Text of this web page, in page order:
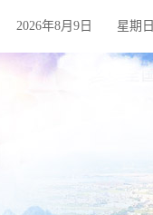
2026年8月9日 星期日